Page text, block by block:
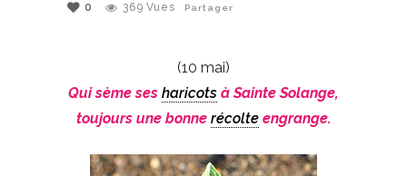
0
369 Vues Partager
(10 mai)
Qui sème ses haricots à Sainte Solange,
toujours une bonne récolteengrange.